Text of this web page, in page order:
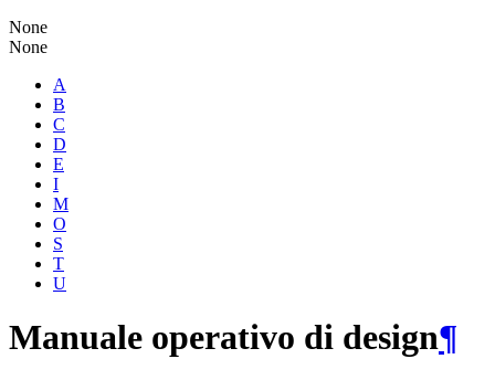
None
None
A
B
C
D
E
I
M
O
S
T
U
Manuale operativo di design¶